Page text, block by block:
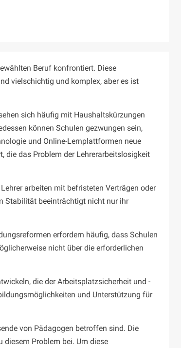
Beruf konfrontiert. Diese
vielschichtig und komplex, aber es ist
sich häufig mit Haushaltskürzungen
können Schulen gezwungen sein,
und Online-Lernplattformen neue
die das Problem der Lehrerarbeitslosigkeit
arbeiten mit befristeten Verträgen oder
Stabilität beeinträchtigt nicht nur ihr
erfordern häufig, dass Schulen
nicht über die erforderlichen
die der Arbeitsplatzsicherheit und -
und Unterstützung für
von Pädagogen betroffen sind. Die
Problem bei. Um diese